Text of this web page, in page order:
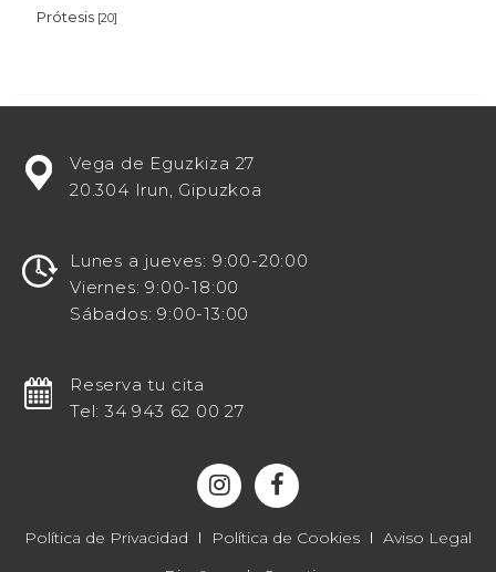
Prótesis [20]
buscando
potenciar
en
destacado
centro
Vega de Eguzkiza 27
20.304 Irun, Gipuzkoa
Lunes a jueves: 9:00-20:00
Viernes: 9:00-18:00
Sábados: 9:00-13:00
Reserva tu cita
Tel: 34 943 62 00 27
Política de Privacidad Política de Cookies
Aviso Legal